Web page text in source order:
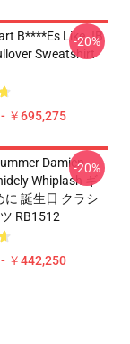
B****es Like JB
Sweatshirt
￥695,275
-20%
Damien
Whiplash ギ
に 誕生日 クラシ
RB1512
￥442,250
-20%